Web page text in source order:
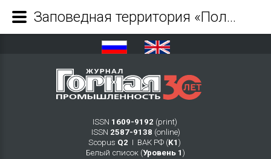
ISSN 1609-9192 (print)
ISSN 2587-9138 (online)
Scopus Q2 Ι ВАК РФ (K1 )
Белый список (Уровень 1 )
Заповедная территория «Полюса» - остров Талан - Журнал Горная промышленность